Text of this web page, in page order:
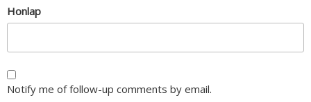
Honlap
Notify me of follow-up comments by email.